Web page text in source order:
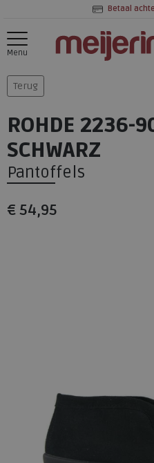
Betaal
Menu
Terug
ROHDE 2236-
SCHWARZ
Pantoffels
€ 54,95